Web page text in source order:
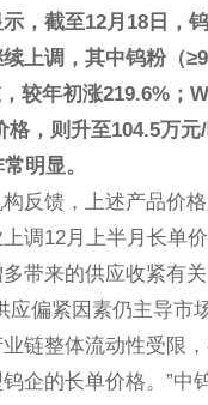
，截至12月18日，
上调，其中钨粉（
较年初涨219.6%；
格，则升至104.5万
明显。
反馈，上述产品价格
调12月上半月长单
带来的供应收紧有关
应偏紧因素仍主导市
链整体流动性受限
企的长单价格。”中